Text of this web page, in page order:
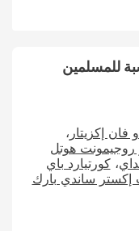
للمسلمين
فان إكزيتار
روجيمونت هوتل
كورتيارد باي
إكستر ساندي بارك